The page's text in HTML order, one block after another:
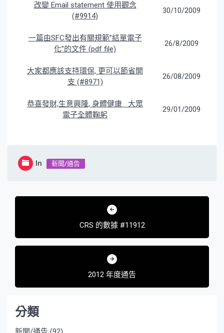
改變 Email statement 使用觀念
(#9914)
30/10/2009
一篇由SFC發出有關規範”結單電子
化”的文件 (pdf file)
26/8/2009
大家都應該支持環保, 更可以節省開
支 (#8971)
26/08/2009
恭喜發財,生意興隆, 身體健康 大眾
電子全體鞠躬
29/01/2009
In 新聞/通告
文
覽
CRS 的數據 #11912
2012 年度通告
分類